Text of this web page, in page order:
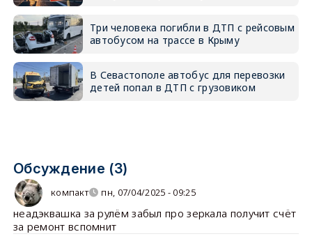
Три человека погибли в ДТП с рейсовым
автобусом на трассе в Крыму
В Севастополе автобус для перевозки
детей попал в ДТП с грузовиком
Обсуждение (3)
компакт пн, 07/04/2025 - 09:25
неадэквашка за рулём забыл про зеркала получит счёт
за ремонт вспомнит